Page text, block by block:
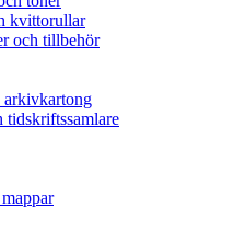
kvittorullar
och tillbehör
tidskriftssamlare